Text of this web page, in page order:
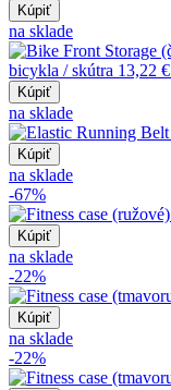
Kúpiť
na sklade
bicykla / skútra 13,22 €
Kúpiť
na sklade
Kúpiť
na sklade
-67%
Kúpiť
na sklade
-22%
Kúpiť
na sklade
-22%